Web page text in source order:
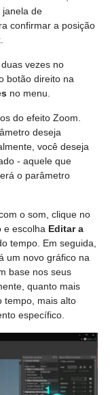
janela de
confirmar a posição
vezes no
botão direito na
no menu.
do efeito Zoom.
deseja
você deseja
- aquele que
o parâmetro
o som, clique no
e escolha Editar a
tempo. Em seguida,
um novo gráfico na
base nos seus
quanto mais
tempo, mais alto
específico.